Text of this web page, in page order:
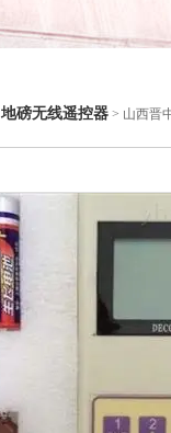
地磅无线遥控器 > 山西晋